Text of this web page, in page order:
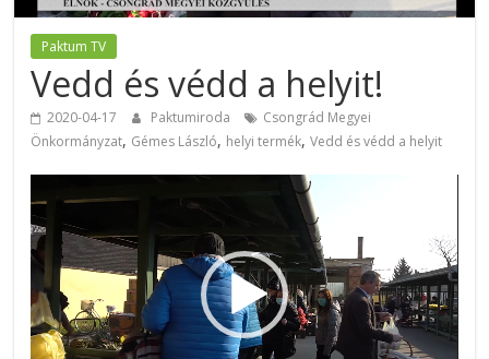
Paktum TV
Vedd és védd a helyit!
2020-04-17 Paktumiroda
Csongrád Megyei
Önkormányzat, Gémes László, helyi termék,Vedd és védd a helyit